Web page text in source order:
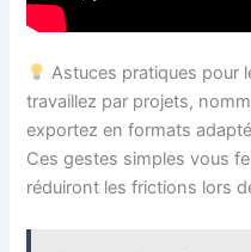
Astuces pratiques pour
travaillez par projets,
exportez en formats
Ces gestes simples vous
réduiront les frictions lors